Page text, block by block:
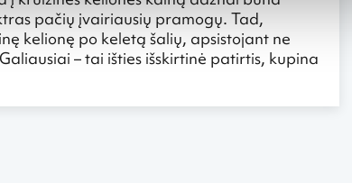
pačių įvairiausių pramogų. Tad,
kelionę po keletą šalių, apsistojant ne
– tai išties išskirtinė patirtis, kupina